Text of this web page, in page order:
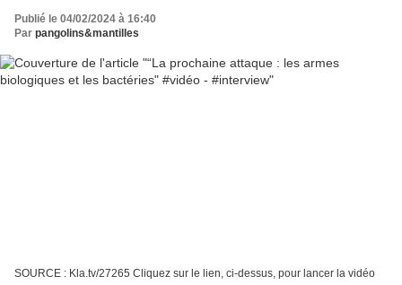
Publié le 04/02/2024 à 16:40
Par pangolins&mantilles
SOURCE : Kla.tv/27265 Cliquez sur le lien, ci-dessus, pour lancer la vidéo